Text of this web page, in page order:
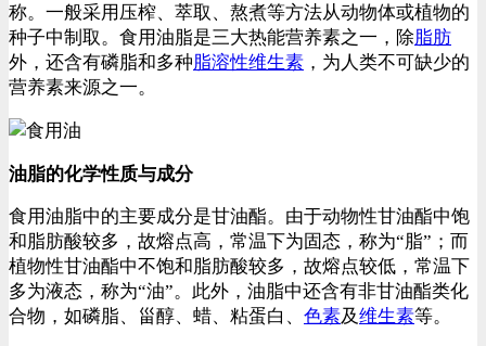
称。一般采用压榨、萃取、熬煮等方法从动物体或植物的
种子中制取。食用油脂是三大热能营养素之一，除脂肪
外，还含有磷脂和多种脂溶性维生素 ，为人类不可缺少的
营养素来源之一。
油脂的化学性质与成分
食用油脂中的主要成分是甘油酯。由于动物性甘油酯中饱
和脂肪酸较多，故熔点高，常温下为固态，称为“脂”；而
植物性甘油酯中不饱和脂肪酸较多，故熔点较低，常温下
多为液态，称为“油”。此外，油脂中还含有非甘油酯类化
合物，如磷脂、甾醇、蜡、粘蛋白、 色素及维生素等。